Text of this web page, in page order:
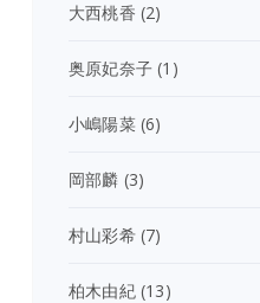
大西桃香 (2)
奥原妃奈子 (1)
小嶋陽菜(6)
岡部麟 (3)
村山彩希(7)
柏木由紀(13)